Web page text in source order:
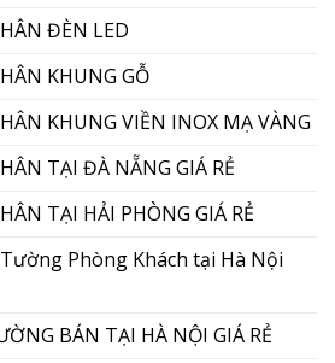
ĐÈN LED
KHUNG GỖ
KHUNG VIỀN INOX MẠ VÀNG
TẠI ĐÀ NẴNG GIÁ RẺ
TẠI HẢI PHÒNG GIÁ RẺ
Phòng Khách tại Hà Nội
BÁN TẠI HÀ NỘI GIÁ RẺ